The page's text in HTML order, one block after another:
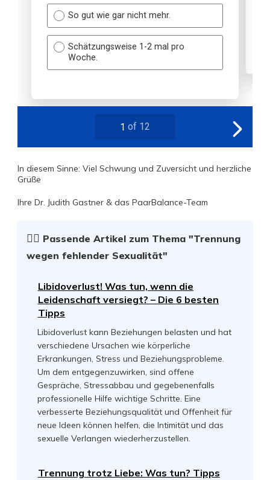
In diesem Sinne: Viel Schwung und Zuversicht und herzliche
Grüße
Ihre Dr. Judith Gastner & das PaarBalance-Team
☝🏻 Passende Artikel zum Thema "Trennung
wegen fehlender Sexualität"
Libidoverlust! Was tun, wenn die
Leidenschaft versiegt? – Die 6 besten
Tipps
Libidoverlust kann Beziehungen belasten und hat
verschiedene Ursachen wie körperliche
Erkrankungen, Stress und Beziehungsprobleme.
Um dem entgegenzuwirken, sind offene
Gespräche, Stressabbau und gegebenenfalls
professionelle Hilfe wichtige Schritte. Eine
verbesserte Beziehungsqualität und Offenheit für
neue Ideen können helfen, die Intimität und das
sexuelle Verlangen wiederherzustellen.
Trennung trotz Liebe: Was tun? Tipps